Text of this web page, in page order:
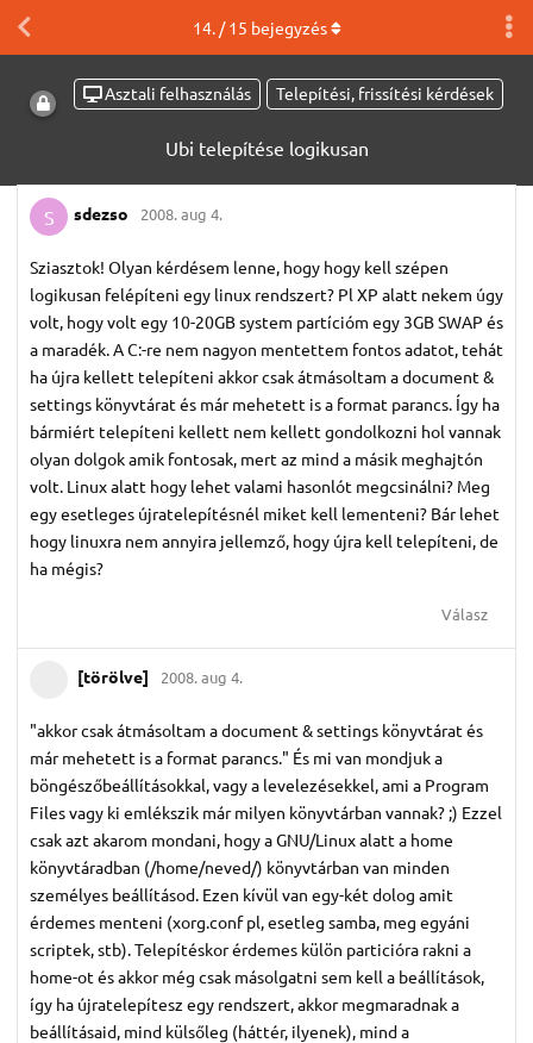
Asztali felhasználás Telepítési, frissítési kérdések
Ubi telepítése logikusan
14. /15 bejegyzés
S sdezso 2008. aug 4.
Sziasztok! Olyan kérdésem lenne, hogy hogy kell szépen
logikusan felépíteni egy linux rendszert? Pl XP alatt nekem úgy
volt, hogy volt egy 10-20GB system partícióm egy 3GB SWAP és
a maradék. A C:-re nem nagyon mentettem fontos adatot, tehát
ha újra kellett telepíteni akkor csak átmásoltam a document &
settings könyvtárat és már mehetett is a format parancs. Így ha
bármiért telepíteni kellett nem kellett gondolkozni hol vannak
olyan dolgok amik fontosak, mert az mind a másik meghajtón
volt. Linux alatt hogy lehet valami hasonlót megcsinálni? Meg
egy esetleges újratelepítésnél miket kell lementeni? Bár lehet
hogy linuxra nem annyira jellemző, hogy újra kell telepíteni, de
ha mégis?
Válasz
[törölve] 2008. aug 4.
"akkor csak átmásoltam a document & settings könyvtárat és
már mehetett is a format parancs." És mi van mondjuk a
böngészőbeállításokkal, vagy a levelezésekkel, ami a Program
Files vagy ki emlékszik már milyen könyvtárban vannak? ;) Ezzel
csak azt akarom mondani, hogy a GNU/Linux alatt a home
könyvtáradban (/home/neved/) könyvtárban van minden
személyes beállításod. Ezen kívül van egy-két dolog amit
érdemes menteni (xorg.conf pl, esetleg samba, meg egyáni
scriptek, stb). Telepítéskor érdemes külön particióra rakni a
home-ot és akkor még csak másolgatni sem kell a beállítások,
így ha újratelepítesz egy rendszert, akkor megmaradnak a
beállításaid, mind külsőleg (háttér, ilyenek), mind a